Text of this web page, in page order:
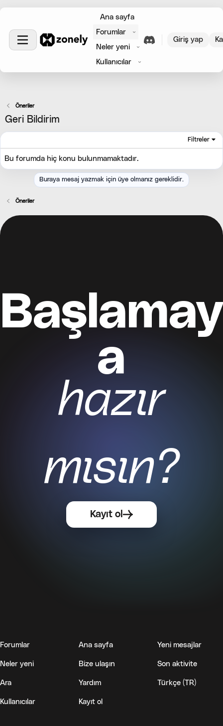
Ana sayfa
Forumlar
Neler yeni
Kullanıcılar
Giriş yap
Öneriler
Geri Bildirim
Filtreler
Bu forumda hiç konu bulunmamaktadır.
Buraya mesaj yazmak için üye olmanız gereklidir.
Öneriler
Başlamay
a
hazır
mısın?
Kayıt ol
Forumlar
Neler yeni
Ara
Kullanıcılar
Ana sayfa
Bize ulaşın
Yardım
Kayıt ol
Yeni mesajlar
Son aktivite
Türkçe (TR)